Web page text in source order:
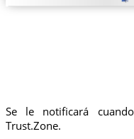
Se le notificará
Trust.Zone.